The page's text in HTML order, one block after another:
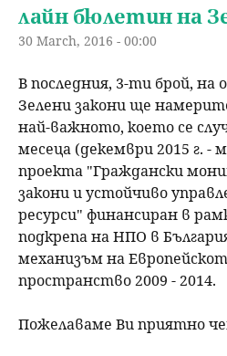
лайн бюлетин на
30 March, 2016 - 00:00
В последния, 3-ти брой, на
Зелени закони ще
най-важното, което се
месеца (декември 2015 г. -
проекта "Граждански
закони и устойчиво
ресурси" финансиран в
подкрепа на НПО в
механизъм на
пространство 2009 - 2014.
Пожелаваме Ви приятно